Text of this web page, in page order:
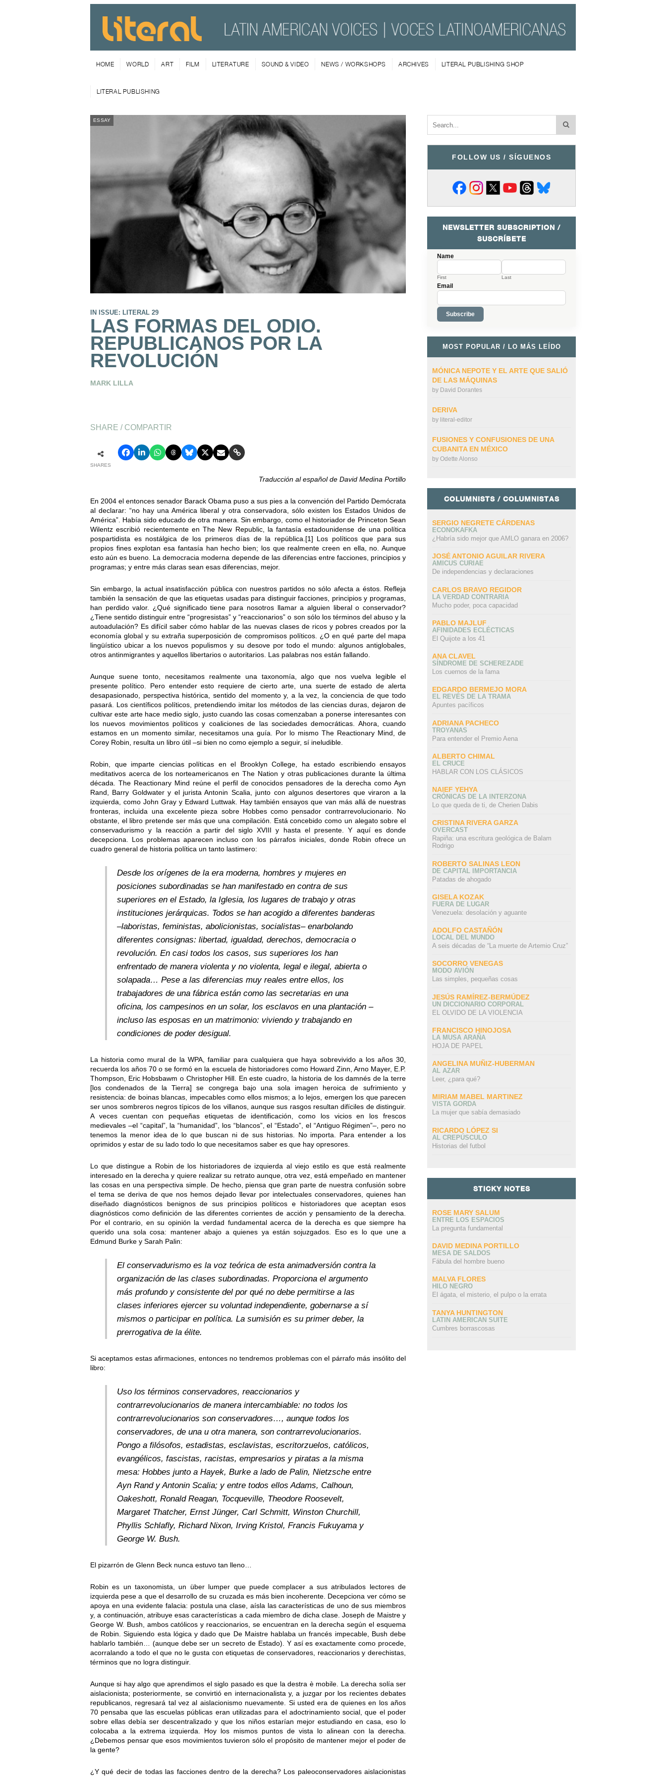
HOME WORLD ART FILM LITERATURE SOUND & VIDEO NEWS / WORKSHOPS ARCHIVES LITERAL PUBLISHING SHOP
LITERAL PUBLISHING
ESSAY
IN ISSUE: LITERAL 29
LAS FORMAS DEL ODIO.
REPUBLICANOS POR LA
REVOLUCIÓN
MARK LILLA
SHARE / COMPARTIR
SHARES
Traducción al español de David Medina Portillo
En 2004 el entonces senador Barack Obama puso a sus pies a la convención del Partido Demócrata
al declarar: “no hay una América liberal y otra conservadora, sólo existen los Estados Unidos de
América”. Había sido educado de otra manera. Sin embargo, como el historiador de Princeton Sean
Wilentz escribió recientemente en The New Republic, la fantasía estadounidense de una política
pospartidista es nostálgica de los primeros días de la república.[1] Los políticos que para sus
propios fines explotan esa fantasía han hecho bien; los que realmente creen en ella, no. Aunque
esto aún es bueno. La democracia moderna depende de las diferencias entre facciones, principios y
programas; y entre más claras sean esas diferencias, mejor.
Sin embargo, la actual insatisfacción pública con nuestros partidos no sólo afecta a éstos. Refleja
también la sensación de que las etiquetas usadas para distinguir facciones, principios y programas,
han perdido valor. ¿Qué significado tiene para nosotros llamar a alguien liberal o conservador?
¿Tiene sentido distinguir entre “progresistas” y “reaccionarios” o son sólo los términos del abuso y la
autoadulación? Es difícil saber cómo hablar de las nuevas clases de ricos y pobres creados por la
economía global y su extraña superposición de compromisos políticos. ¿O en qué parte del mapa
lingüístico ubicar a los nuevos populismos y su desove por todo el mundo: algunos antiglobales,
otros antinmigrantes y aquellos libertarios o autoritarios. Las palabras nos están fallando.
Aunque suene tonto, necesitamos realmente una taxonomía, algo que nos vuelva legible el
presente político. Pero entender esto requiere de cierto arte, una suerte de estado de alerta
desapasionado, perspectiva histórica, sentido del momento y, a la vez, la conciencia de que todo
pasará. Los científicos políticos, pretendiendo imitar los métodos de las ciencias duras, dejaron de
cultivar este arte hace medio siglo, justo cuando las cosas comenzaban a ponerse interesantes con
los nuevos movimientos políticos y coaliciones de las sociedades democráticas. Ahora, cuando
estamos en un momento similar, necesitamos una guía. Por lo mismo The Reactionary Mind, de
Corey Robin, resulta un libro útil –si bien no como ejemplo a seguir, sí ineludible.
Robin, que imparte ciencias políticas en el Brooklyn College, ha estado escribiendo ensayos
meditativos acerca de los norteamericanos en The Nation y otras publicaciones durante la última
década. The Reactionary Mind reúne el perfil de conocidos pensadores de la derecha como Ayn
Rand, Barry Goldwater y el jurista Antonin Scalia, junto con algunos desertores que viraron a la
izquierda, como John Gray y Edward Luttwak. Hay también ensayos que van más allá de nuestras
fronteras, incluida una excelente pieza sobre Hobbes como pensador contrarrevolucionario. No
obstante, el libro pretende ser más que una compilación. Está concebido como un alegato sobre el
conservadurismo y la reacción a partir del siglo XVIII y hasta el presente. Y aquí es donde
decepciona. Los problemas aparecen incluso con los párrafos iniciales, donde Robin ofrece un
cuadro general de historia política un tanto lastimero:
Desde los orígenes de la era moderna, hombres y mujeres en
posiciones subordinadas se han manifestado en contra de sus
superiores en el Estado, la Iglesia, los lugares de trabajo y otras
instituciones jerárquicas. Todos se han acogido a diferentes banderas
–laboristas, feministas, abolicionistas, socialistas– enarbolando
diferentes consignas: libertad, igualdad, derechos, democracia o
revolución. En casi todos los casos, sus superiores los han
enfrentado de manera violenta y no violenta, legal e ilegal, abierta o
solapada… Pese a las diferencias muy reales entre ellos, los
trabajadores de una fábrica están como las secretarias en una
oficina, los campesinos en un solar, los esclavos en una plantación –
incluso las esposas en un matrimonio: viviendo y trabajando en
condiciones de poder desigual.
La historia como mural de la WPA, familiar para cualquiera que haya sobrevivido a los años 30,
recuerda los años 70 o se formó en la escuela de historiadores como Howard Zinn, Arno Mayer, E.P.
Thompson, Eric Hobsbawm o Christopher Hill. En este cuadro, la historia de los damnés de la terre
[los condenados de la Tierra] se congrega bajo una sola imagen heroica de sufrimiento y
resistencia: de boinas blancas, impecables como ellos mismos; a lo lejos, emergen los que parecen
ser unos sombreros negros típicos de los villanos, aunque sus rasgos resultan difíciles de distinguir.
A veces cuentan con pequeñas etiquetas de identificación, como los vicios en los frescos
medievales –el “capital”, la “humanidad”, los “blancos”, el “Estado”, el “Antiguo Régimen”–, pero no
tenemos la menor idea de lo que buscan ni de sus historias. No importa. Para entender a los
oprimidos y estar de su lado todo lo que necesitamos saber es que hay opresores.
Lo que distingue a Robin de los historiadores de izquierda al viejo estilo es que está realmente
interesado en la derecha y quiere realizar su retrato aunque, otra vez, está empeñado en mantener
las cosas en una perspectiva simple. De hecho, piensa que gran parte de nuestra confusión sobre
el tema se deriva de que nos hemos dejado llevar por intelectuales conservadores, quienes han
diseñado diagnósticos benignos de sus principios políticos e historiadores que aceptan esos
diagnósticos como definición de las diferentes corrientes de acción y pensamiento de la derecha.
Por el contrario, en su opinión la verdad fundamental acerca de la derecha es que siempre ha
querido una sola cosa: mantener abajo a quienes ya están sojuzgados. Eso es lo que une a
Edmund Burke y Sarah Palin:
El conservadurismo es la voz teórica de esta animadversión contra la
organización de las clases subordinadas. Proporciona el argumento
más profundo y consistente del por qué no debe permitirse a las
clases inferiores ejercer su voluntad independiente, gobernarse a sí
mismos o participar en política. La sumisión es su primer deber, la
prerrogativa de la élite.
Si aceptamos estas afirmaciones, entonces no tendremos problemas con el párrafo más insólito del
libro:
Uso los términos conservadores, reaccionarios y
contrarrevolucionarios de manera intercambiable: no todos los
contrarrevolucionarios son conservadores…, aunque todos los
conservadores, de una u otra manera, son contrarrevolucionarios.
Pongo a filósofos, estadistas, esclavistas, escritorzuelos, católicos,
evangélicos, fascistas, racistas, empresarios y piratas a la misma
mesa: Hobbes junto a Hayek, Burke a lado de Palin, Nietzsche entre
Ayn Rand y Antonin Scalia; y entre todos ellos Adams, Calhoun,
Oakeshott, Ronald Reagan, Tocqueville, Theodore Roosevelt,
Margaret Thatcher, Ernst Jünger, Carl Schmitt, Winston Churchill,
Phyllis Schlafly, Richard Nixon, Irving Kristol, Francis Fukuyama y
George W. Bush.
El pizarrón de Glenn Beck nunca estuvo tan lleno…
Robin es un taxonomista, un über lumper que puede complacer a sus atribulados lectores de
izquierda pese a que el desarrollo de su cruzada es más bien incoherente. Decepciona ver cómo se
apoya en una evidente falacia: postula una clase, aísla las características de uno de sus miembros
y, a continuación, atribuye esas características a cada miembro de dicha clase. Joseph de Maistre y
George W. Bush, ambos católicos y reaccionarios, se encuentran en la derecha según el esquema
de Robin. Siguiendo esta lógica y dado que De Maistre hablaba un francés impecable, Bush debe
hablarlo también… (aunque debe ser un secreto de Estado). Y así es exactamente como procede,
acorralando a todo el que no le gusta con etiquetas de conservadores, reaccionarios y derechistas,
términos que no logra distinguir.
Aunque si hay algo que aprendimos el siglo pasado es que la destra è mobile. La derecha solía ser
aislacionista; posteriormente, se convirtió en internacionalista y, a juzgar por los recientes debates
republicanos, regresará tal vez al aislacionismo nuevamente. Si usted era de quienes en los años
70 pensaba que las escuelas públicas eran utilizadas para el adoctrinamiento social, que el poder
sobre ellas debía ser descentralizado y que los niños estarían mejor estudiando en casa, eso lo
colocaba a la extrema izquierda. Hoy los mismos puntos de vista lo alinean con la derecha.
¿Debemos pensar que esos movimientos tuvieron sólo el propósito de mantener mejor el poder de
la gente?
¿Y qué decir de todas las facciones dentro de la derecha? Los paleoconservadores aislacionistas
FOLLOW US / SÍGUENOS
NEWSLETTER SUBSCRIPTION /
SUSCRÍBETE
Name
First Last
Email
MOST POPULAR / LO MÁS LEÍDO
MÓNICA NEPOTE Y EL ARTE QUE SALIÓ
DE LAS MÁQUINAS
by David Dorantes
DERIVA
by literal-editor
FUSIONES Y CONFUSIONES DE UNA
CUBANITA EN MÉXICO
by Odette Alonso
COLUMNISTS / COLUMNISTAS
SERGIO NEGRETE CÁRDENAS
ECONOKAFKA
¿Habría sido mejor que AMLO ganara en 2006?
JOSÉ ANTONIO AGUILAR RIVERA
AMICUS CURIAE
De independencias y declaraciones
CARLOS BRAVO REGIDOR
LA VERDAD CONTRARIA
Mucho poder, poca capacidad
PABLO MAJLUF
AFINIDADES ECLÉCTICAS
El Quijote a los 41
ANA CLAVEL
SÍNDROME DE SCHEREZADE
Los cuernos de la fama
EDGARDO BERMEJO MORA
EL REVÉS DE LA TRAMA
Apuntes pacíficos
ADRIANA PACHECO
TROYANAS
Para entender el Premio Aena
ALBERTO CHIMAL
EL CRUCE
HABLAR CON LOS CLÁSICOS
NAIEF YEHYA
CRÓNICAS DE LA INTERZONA
Lo que queda de ti, de Cherien Dabis
CRISTINA RIVERA GARZA
OVERCAST
Rapiña: una escritura geológica de Balam
Rodrigo
ROBERTO SALINAS LEON
DE CAPITAL IMPORTANCIA
Patadas de ahogado
GISELA KOZAK
FUERA DE LUGAR
Venezuela: desolación y aguante
ADOLFO CASTAÑÓN
LOCAL DEL MUNDO
A seis décadas de “La muerte de Artemio Cruz”
SOCORRO VENEGAS
MODO AVIÓN
Las simples, pequeñas cosas
JESÚS RAMÍREZ-BERMÚDEZ
UN DICCIONARIO CORPORAL
EL OLVIDO DE LA VIOLENCIA
FRANCISCO HINOJOSA
LA MUSA ARAÑA
HOJA DE PAPEL
ANGELINA MUÑIZ-HUBERMAN
AL AZAR
Leer, ¿para qué?
MIRIAM MABEL MARTINEZ
VISTA GORDA
La mujer que sabía demasiado
RICARDO LÓPEZ SI
AL CREPÚSCULO
Historias del futbol
STICKY NOTES
ROSE MARY SALUM
ENTRE LOS ESPACIOS
La pregunta fundamental
DAVID MEDINA PORTILLO
MESA DE SALDOS
Fábula del hombre bueno
MALVA FLORES
HILO NEGRO
El ágata, el misterio, el pulpo o la errata
TANYA HUNTINGTON
LATIN AMERICAN SUITE
Cumbres borrascosas